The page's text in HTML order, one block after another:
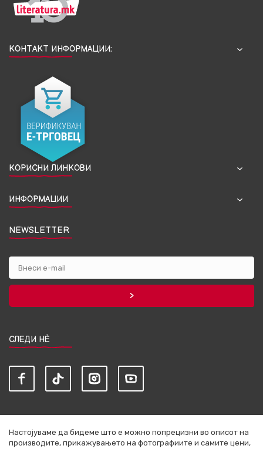
КОНТАКТ ИНФОРМАЦИИ:
КОРИСНИ ЛИНКОВИ
ИНФОРМАЦИИ
NEWSLETTER
СЛЕДИ НЀ
Настојуваме да бидеме што е можно попрецизни во описот на
производите, прикажувањето на фотографиите и самите цени,